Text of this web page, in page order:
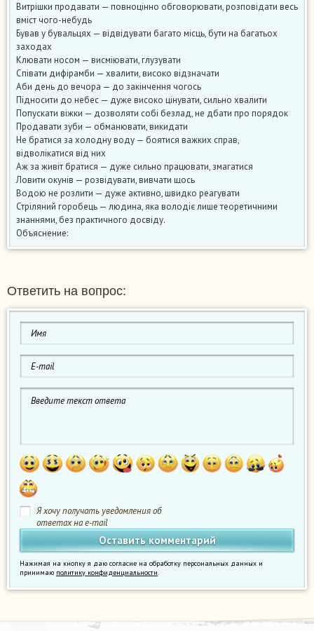
Витрішки продавати — повноцінно обговорювати, розповідати весь
вміст чого-небудь
Бував у бувальцях — відвідувати багато місць, бути на багатьох
заходах
Клювати носом — висміювати, глузувати
Співати дифірамби — хвалити, високо відзначати
Аби день до вечора — до закінчення чогось
Підносити до небес — дуже високо цінувати, сильно хвалити
Попускати віжки — дозволяти собі безлад, не дбати про порядок
Продавати зуби — обманювати, викидати
Не братися за холодну воду — боятися важких справ,
відволікатися від них
Аж за живіт братися — дуже сильно працювати, змагатися
Ловити окунів — розвідувати, вивчати щось
Водою не розлити — дуже активно, швидко реагувати
Стріляний горобець — людина, яка володіє лише теоретичними
знаннями, без практичного досвіду.
Объяснение:
Ответить на вопрос:
Я хочу получать уведомления об
ответах на e-mail
Нажимая на кнопку я даю согласие на обработку персональных данных и
принимаю политику конфиденциальности.